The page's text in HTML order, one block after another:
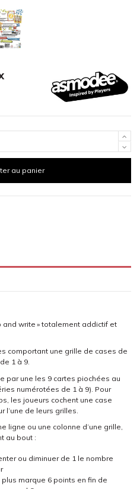
au panier
and write » totalement addictif et
comportant une grille de cases de
1 à 9.
par une les 9 cartes piochées au
numérotées de 1 à 9). Pour
les joueurs cochent une case
l’une de leurs grilles.
ligne ou une colonne d’une grille,
au bout :
ou diminuer de 1 le nombre
marque 6 points en fin de